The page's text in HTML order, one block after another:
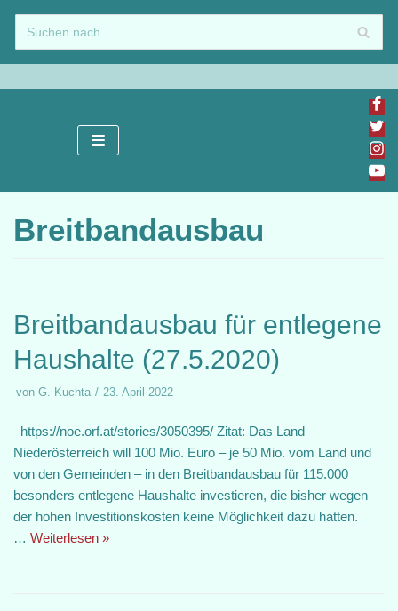
Zum
Inhalt
springen
Breitbandausbau
Breitbandausbau für entlegene
Haushalte (27.5.2020)
von G. Kuchta 23. April 2022
https://noe.orf.at/stories/3050395/ Zitat: Das Land
Niederösterreich will 100 Mio. Euro – je 50 Mio. vom Land und
von den Gemeinden – in den Breitbandausbau für 115.000
besonders entlegene Haushalte investieren, die bisher wegen
der hohen Investitionskosten keine Möglichkeit dazu hatten.
… Weiterlesen »